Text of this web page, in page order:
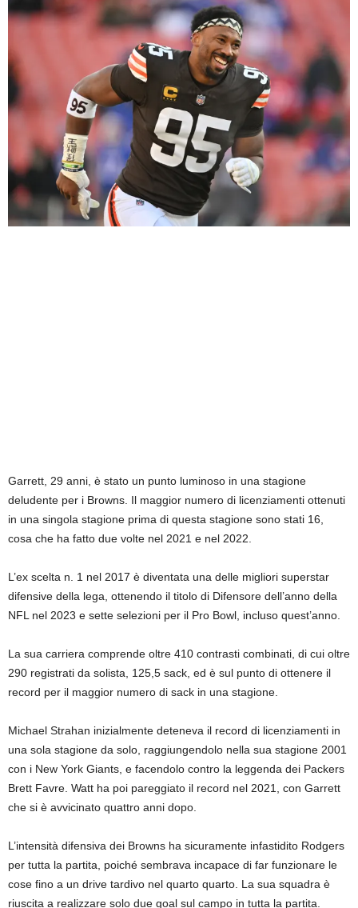
Garrett, 29 anni, è stato un punto luminoso in una stagione
deludente per i Browns. Il maggior numero di licenziamenti ottenuti
in una singola stagione prima di questa stagione sono stati 16,
cosa che ha fatto due volte nel 2021 e nel 2022.
L’ex scelta n. 1 nel 2017 è diventata una delle migliori superstar
difensive della lega, ottenendo il titolo di Difensore dell’anno della
NFL nel 2023 e sette selezioni per il Pro Bowl, incluso quest’anno.
La sua carriera comprende oltre 410 contrasti combinati, di cui oltre
290 registrati da solista, 125,5 sack, ed è sul punto di ottenere il
record per il maggior numero di sack in una stagione.
Michael Strahan inizialmente deteneva il record di licenziamenti in
una sola stagione da solo, raggiungendolo nella sua stagione 2001
con i New York Giants, e facendolo contro la leggenda dei Packers
Brett Favre. Watt ha poi pareggiato il record nel 2021, con Garrett
che si è avvicinato quattro anni dopo.
L’intensità difensiva dei Browns ha sicuramente infastidito Rodgers
per tutta la partita, poiché sembrava incapace di far funzionare le
cose fino a un drive tardivo nel quarto quarto. La sua squadra è
riuscita a realizzare solo due goal sul campo in tutta la partita.